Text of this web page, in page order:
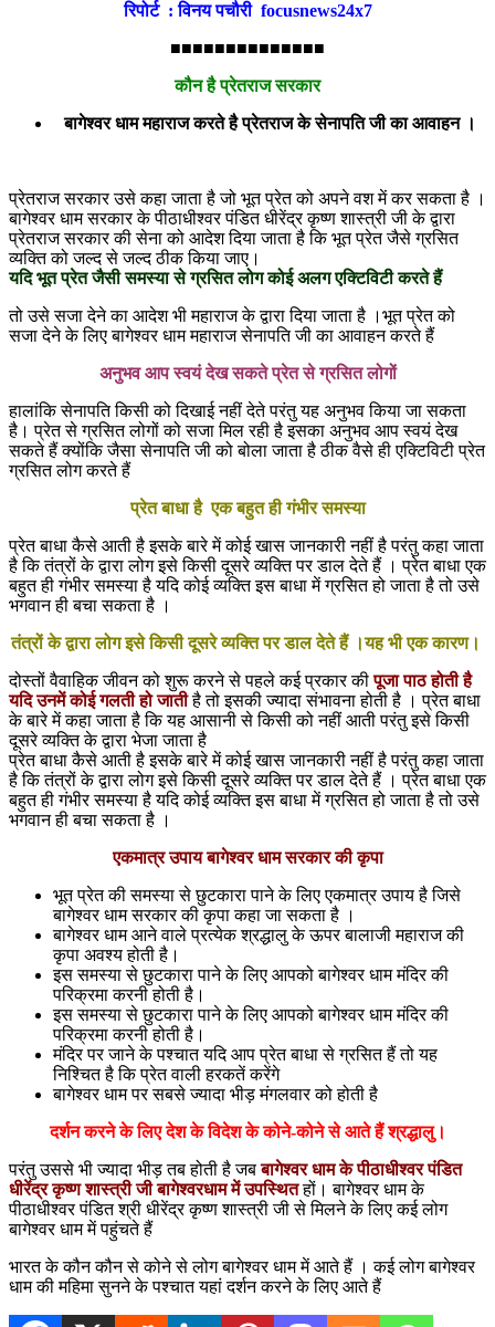
रिपोर्ट : विनय पचौरी focusnews24x7
■■■■■■■■■■■■■■
कौन है प्रेतराज सरकार
बागेश्वर धाम महाराज करते है प्रेतराज के सेनापति जी का आवाहन ।
प्रेतराज सरकार उसे कहा जाता है जो भूत प्रेत को अपने वश में कर सकता है ।
बागेश्वर धाम सरकार के पीठाधीश्वर पंडित धीरेंद्र कृष्ण शास्त्री जी के द्वारा
प्रेतराज सरकार की सेना को आदेश दिया जाता है कि भूत प्रेत जैसे ग्रसित
व्यक्ति को जल्द से जल्द ठीक किया जाए।
यदि भूत प्रेत जैसी समस्या से ग्रसित लोग कोई अलग एक्टिविटी करते हैं
तो उसे सजा देने का आदेश भी महाराज के द्वारा दिया जाता है ।भूत प्रेत को
सजा देने के लिए बागेश्वर धाम महाराज सेनापति जी का आवाहन करते हैं
अनुभव आप स्वयं देख सकते प्रेत से ग्रसित लोगों
हालांकि सेनापति किसी को दिखाई नहीं देते परंतु यह अनुभव किया जा सकता
है। प्रेत से ग्रसित लोगों को सजा मिल रही है इसका अनुभव आप स्वयं देख
सकते हैं क्योंकि जैसा सेनापति जी को बोला जाता है ठीक वैसे ही एक्टिविटी प्रेत
ग्रसित लोग करते हैं
प्रेत बाधा है एक बहुत ही गंभीर समस्या
प्रेत बाधा कैसे आती है इसके बारे में कोई खास जानकारी नहीं है परंतु कहा जाता
है कि तंत्रों के द्वारा लोग इसे किसी दूसरे व्यक्ति पर डाल देते हैं । प्रेत बाधा एक
बहुत ही गंभीर समस्या है यदि कोई व्यक्ति इस बाधा में ग्रसित हो जाता है तो उसे
भगवान ही बचा सकता है ।
तंत्रों के द्वारा लोग इसे किसी दूसरे व्यक्ति पर डाल देते हैं ।यह भी एक कारण।
दोस्तों वैवाहिक जीवन को शुरू करने से पहले कई प्रकार कीपूजा पाठ होती है
यदि उनमें कोई गलती हो जातीहै तो इसकी ज्यादा संभावना होती है । प्रेत बाधा
के बारे में कहा जाता है कि यह आसानी से किसी को नहीं आती परंतु इसे किसी
दूसरे व्यक्ति के द्वारा भेजा जाता है
प्रेत बाधा कैसे आती है इसके बारे में कोई खास जानकारी नहीं है परंतु कहा जाता
है कि तंत्रों के द्वारा लोग इसे किसी दूसरे व्यक्ति पर डाल देते हैं । प्रेत बाधा एक
बहुत ही गंभीर समस्या है यदि कोई व्यक्ति इस बाधा में ग्रसित हो जाता है तो उसे
भगवान ही बचा सकता है ।
एकमात्र उपाय बागेश्वर धाम सरकार की कृपा
भूत प्रेत की समस्या से छुटकारा पाने के लिए एकमात्र उपाय है जिसे
बागेश्वर धाम सरकार की कृपा कहा जा सकता है ।
बागेश्वर धाम आने वाले प्रत्येक श्रद्धालु के ऊपर बालाजी महाराज की
कृपा अवश्य होती है।
इस समस्या से छुटकारा पाने के लिए आपको बागेश्वर धाम मंदिर की
परिक्रमा करनी होती है।
इस समस्या से छुटकारा पाने के लिए आपको बागेश्वर धाम मंदिर की
परिक्रमा करनी होती है।
मंदिर पर जाने के पश्चात यदि आप प्रेत बाधा से ग्रसित हैं तो यह
निश्चित है कि प्रेत वाली हरकतें करेंगे
बागेश्वर धाम पर सबसे ज्यादा भीड़ मंगलवार को होती है
दर्शन करने के लिए देश के विदेश के कोने-कोने से आते हैं श्रद्धालु।
परंतु उससे भी ज्यादा भीड़ तब होती है जबबागेश्वर धाम के पीठाधीश्वर पंडित
धीरेंद्र कृष्ण शास्त्री जी बागेश्वरधाम में उपस्थित हों। बागेश्वर धाम के
पीठाधीश्वर पंडित श्री धीरेंद्र कृष्ण शास्त्री जी से मिलने के लिए कई लोग
बागेश्वर धाम में पहुंचते हैं
भारत के कौन कौन से कोने से लोग बागेश्वर धाम में आते हैं । कई लोग बागेश्वर
धाम की महिमा सुनने के पश्चात यहां दर्शन करने के लिए आते हैं